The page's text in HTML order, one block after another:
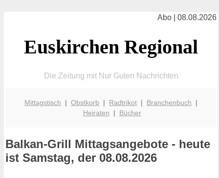
Abo | 08.08.2026
Euskirchen Regional
Die Zeitung mit Nur Guten Nachrichten
Mittagstisch | Obstkorb | Radtrikot | Branchenbuch |
Heiraten | Bücher
Balkan-Grill Mittagsangebote - heute
ist Samstag, der 08.08.2026